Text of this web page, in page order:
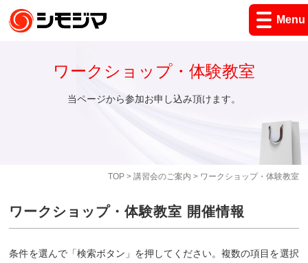
Menu
TOP> 講習会のご案内 > ワークショップ・体験教室
ワークショップ・体験教室
当ページから参加お申し込み頂けます。
ワークショップ・体験教室 開催情報
条件を選んで「検索ボタン」を押してください。複数の項目を選択